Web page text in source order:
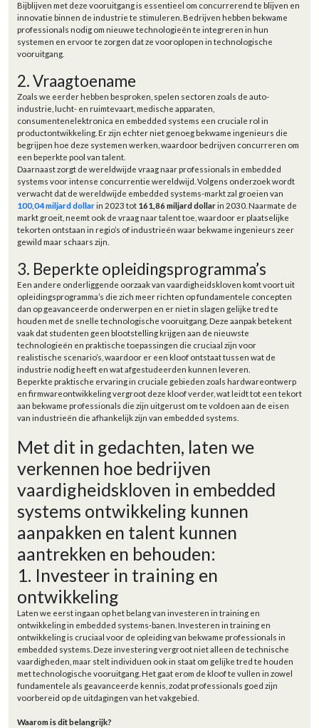
Bijblijven met deze vooruitgang is essentieel om concurrerend te blijven en
innovatie binnen de industrie te stimuleren. Bedrijven hebben bekwame
professionals nodig om nieuwe technologieën te integreren in hun
systemen en ervoor te zorgen dat ze vooroplopen in technologische
vooruitgang.
2. Vraagtoename
Zoals we eerder hebben besproken, spelen sectoren zoals de auto-
industrie, lucht- en ruimtevaart, medische apparaten,
consumentenelektronica en embedded systems een cruciale rol in
productontwikkeling. Er zijn echter niet genoeg bekwame ingenieurs die
begrijpen hoe deze systemen werken, waardoor bedrijven concurreren om
een beperkte pool van talent.
Daarnaast zorgt de wereldwijde vraag naar professionals in embedded
systems voor intense concurrentie wereldwijd. Volgens onderzoek wordt
verwacht dat de wereldwijde embedded systems-markt zal groeien van
100,04 miljard dollarin 2023 tot 161,86 miljard dollarin 2030. Naarmate de
markt groeit, neemt ook de vraag naar talent toe, waardoor er plaatselijke
tekorten ontstaan in regio’s of industrieën waar bekwame ingenieurs zeer
gewild maar schaars zijn.
3. Beperkte opleidingsprogramma’s
Een andere onderliggende oorzaak van vaardigheidskloven komt voort uit
opleidingsprogramma’s die zich meer richten op fundamentele concepten
dan op geavanceerde onderwerpen en er niet in slagen gelijke tred te
houden met de snelle technologische vooruitgang. Deze aanpak betekent
vaak dat studenten geen blootstelling krijgen aan de nieuwste
technologieën en praktische toepassingen die cruciaal zijn voor
realistische scenario’s, waardoor er een kloof ontstaat tussen wat de
industrie nodig heeft en wat afgestudeerden kunnen leveren.
Beperkte praktische ervaring in cruciale gebieden zoals hardwareontwerp
en firmwareontwikkeling vergroot deze kloof verder, wat leidt tot een tekort
aan bekwame professionals die zijn uitgerust om te voldoen aan de eisen
van industrieën die afhankelijk zijn van embedded systems.
Met dit in gedachten, laten we
verkennen hoe bedrijven
vaardigheidskloven in embedded
systems ontwikkeling kunnen
aanpakken en talent kunnen
aantrekken en behouden:
1. Investeer in training en
ontwikkeling
Laten we eerst ingaan op het belang van investeren in training en
ontwikkeling in embedded systems-banen. Investeren in training en
ontwikkeling is cruciaal voor de opleiding van bekwame professionals in
embedded systems. Deze investering vergroot niet alleen de technische
vaardigheden, maar stelt individuen ook in staat om gelijke tred te houden
met technologische vooruitgang. Het gaat erom de kloof te vullen in zowel
fundamentele als geavanceerde kennis, zodat professionals goed zijn
voorbereid op de uitdagingen van het vakgebied.
Waarom is dit belangrijk?